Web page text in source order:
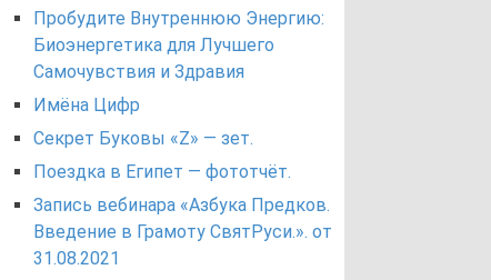
Пробудите Внутреннюю Энергию:
Биоэнергетика для Лучшего
Самочувствия и Здравия
Имёна Цифр
Секрет Буковы «Z» — зет.
Поездка в Египет — фототчёт.
Запись вебинара «Азбука Предков.
Введение в Грамоту СвятРуси.». от
31.08.2021